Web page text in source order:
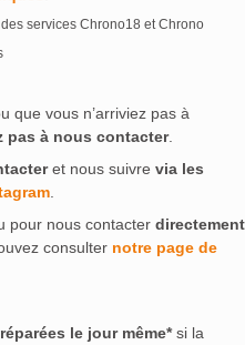
services Chrono18 et Chrono
que vous n’arriviez pas à
pas à nous contacter.
et nous suivre via les
pour nous contacter directement
consulter notre page de
le jour même*si la